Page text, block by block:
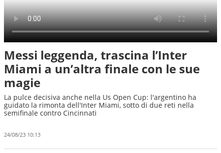
Messi leggenda, trascina l’Inter
Miami a un’altra finale con le sue
magie
La pulce decisiva anche nella Us Open Cup: l'argentino ha
guidato la rimonta dell'Inter Miami, sotto di due reti nella
semifinale contro Cincinnati
24/08/23 10:13